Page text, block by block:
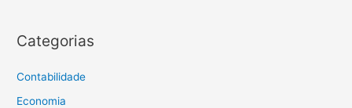
Categorias
Contabilidade
Economia